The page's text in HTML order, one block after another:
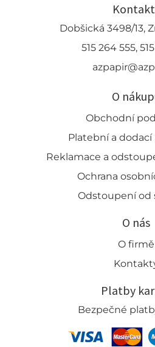
Dobšická 3498/13,
515 264 555,
O
Obchodní
Platební a
Reklamace a
Ochrana
Odstoupení od
O nás
O firmě
Platby
Bezpečné